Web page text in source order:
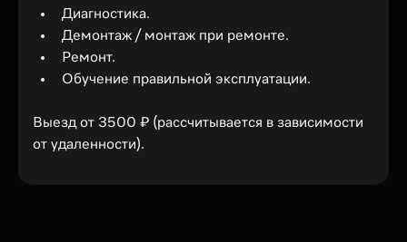
Диагностика.
Демонтаж / монтаж при ремонте.
Ремонт.
Обучение правильной эксплуатации.
Выезд от 3500 ₽ (рассчитывается в зависимости
от удаленности).